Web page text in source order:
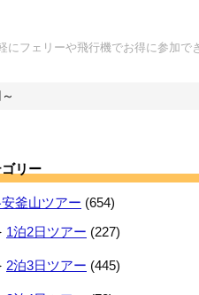
フェリーや飛行機でお得に参加で
ゴリー
釜山ツアー (654)
1泊2日ツアー (227)
2泊3日ツアー (445)